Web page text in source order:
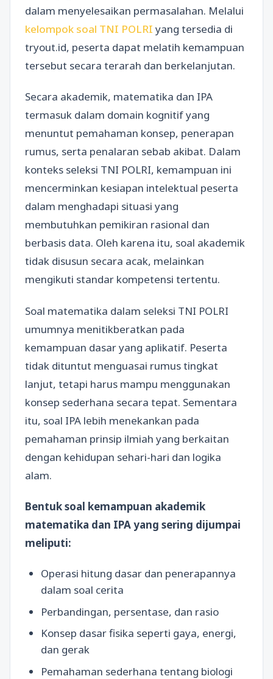
dalam menyelesaikan permasalahan. Melalui
kelompok soal TNI POLRI yang tersedia di
tryout.id, peserta dapat melatih kemampuan
tersebut secara terarah dan berkelanjutan.
Secara akademik, matematika dan IPA
termasuk dalam domain kognitif yang
menuntut pemahaman konsep, penerapan
rumus, serta penalaran sebab akibat. Dalam
konteks seleksi TNI POLRI, kemampuan ini
mencerminkan kesiapan intelektual peserta
dalam menghadapi situasi yang
membutuhkan pemikiran rasional dan
berbasis data. Oleh karena itu, soal akademik
tidak disusun secara acak, melainkan
mengikuti standar kompetensi tertentu.
Soal matematika dalam seleksi TNI POLRI
umumnya menitikberatkan pada
kemampuan dasar yang aplikatif. Peserta
tidak dituntut menguasai rumus tingkat
lanjut, tetapi harus mampu menggunakan
konsep sederhana secara tepat. Sementara
itu, soal IPA lebih menekankan pada
pemahaman prinsip ilmiah yang berkaitan
dengan kehidupan sehari-hari dan logika
alam.
Bentuk soal kemampuan akademik
matematika dan IPA yang sering dijumpai
meliputi:
Operasi hitung dasar dan penerapannya
dalam soal cerita
Perbandingan, persentase, dan rasio
Konsep dasar fisika seperti gaya, energi,
dan gerak
Pemahaman sederhana tentang biologi